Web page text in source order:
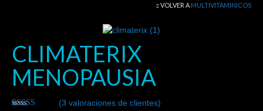
Articulaciones y Movilidad
Reductores de peso
Sexuales y Eroticos
VOLVER A MULTIVITAMINICOS
CLIMATERIX
MENOPAUSIA
(3 valoraciones de clientes)